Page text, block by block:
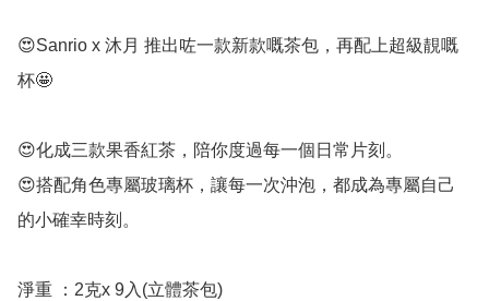
😍Sanrio x 沐月 推出咗一款新款嘅茶包，再配上超級靚嘅
杯🤩
😍化成三款果香紅茶，陪你度過每一個日常片刻。
😍搭配角色專屬玻璃杯，讓每一次沖泡，都成為專屬自己
的小確幸時刻。
淨重 ：2克x 9入(立體茶包)